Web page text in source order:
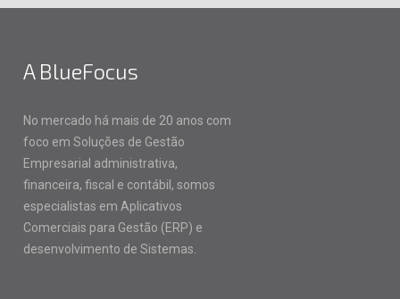
A BlueFocus
No mercado há mais de 20 anos com
foco em Soluções de Gestão
Empresarial administrativa,
financeira, fiscal e contábil, somos
especialistas em Aplicativos
Comerciais para Gestão (ERP) e
desenvolvimento de Sistemas.